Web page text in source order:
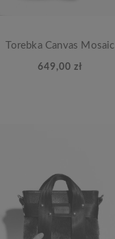
Torebka Canvas Mosaic
649,00 zł